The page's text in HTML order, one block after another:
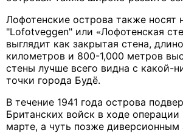
Лофотенские острова также носят
"Lofotveggen" или «Лофотенская
выглядит как закрытая стена,
километров и 800-1,000 метров
стены лучше всего видна с какой-
точки города Будё.
В течение 1941 года острова
Британских войск в ходе
марте, а чуть позже диверсионным